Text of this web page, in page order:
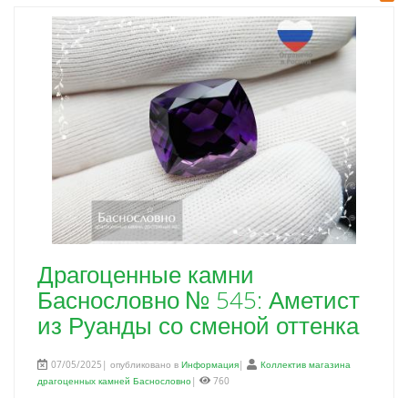
Драгоценные камни
Баснословно № 545: Аметист
из Руанды со сменой оттенка
07/05/2025| опубликовано в Информация|
Коллектив магазина
драгоценных камней Баснословно| 760